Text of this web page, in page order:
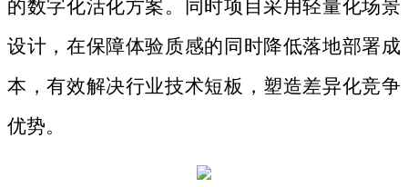
的数字化活化方案。同时项目采用轻量化场景
设计，在保障体验质感的同时降低落地部署成
本，有效解决行业技术短板，塑造差异化竞争
优势。